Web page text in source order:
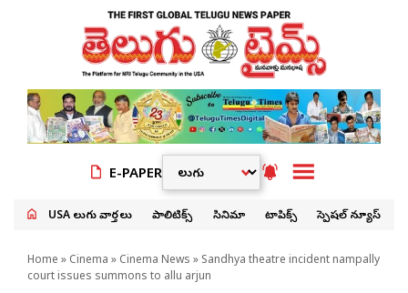
E-PAPER
USA తెలుగు వార్తలు పాలిటిక్స్ సినిమా టాపిక్స్ స్పెషల్ న్యూస్
Home » Cinema » Cinema News » Sandhya theatre incident nampally
court issues summons to allu arjun